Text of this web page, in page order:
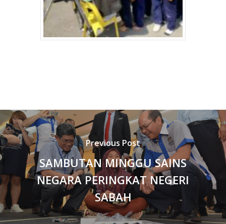
Previous Post
SAMBUTAN MINGGU SAINS
NEGARA PERINGKAT NEGERI
SABAH